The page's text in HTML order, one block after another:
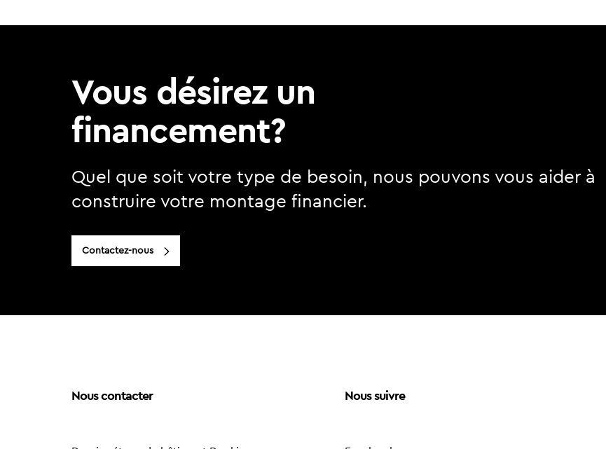
Vous désirez un
financement?
Quel que soit votre type de besoin, nous pouvons vous aider à
construire votre montage financier.
Contactez-nous
Nous contacter Nous suivre